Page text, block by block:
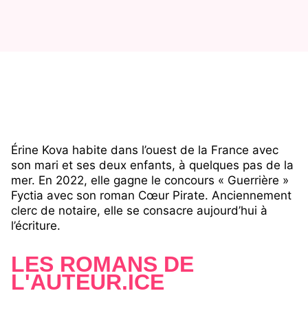
Érine Kova habite dans l’ouest de la France avec
son mari et ses deux enfants, à quelques pas de la
mer. En 2022, elle gagne le concours « Guerrière »
Fyctia avec son roman Cœur Pirate. Anciennement
clerc de notaire, elle se consacre aujourd’hui à
l’écriture.
LES ROMANS DE
L'AUTEUR.ICE